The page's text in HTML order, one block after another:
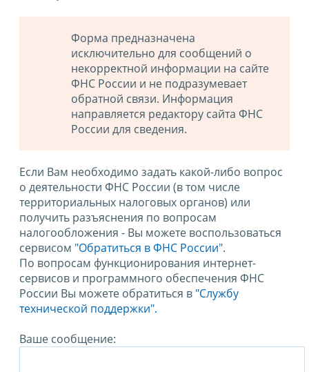
Форма предназначена
исключительно для сообщений о
некорректной информации на сайте
ФНС России и не подразумевает
обратной связи. Информация
направляется редактору сайта ФНС
России для сведения.
Если Вам необходимо задать какой-либо вопрос
о деятельности ФНС России (в том числе
территориальных налоговых органов) или
получить разъяснения по вопросам
налогообложения - Вы можете воспользоваться
сервисом "Обратиться в ФНС России".
По вопросам функционирования интернет-
сервисов и программного обеспечения ФНС
России Вы можете обратиться в "Службу
технической поддержки".
Ваше сообщение: